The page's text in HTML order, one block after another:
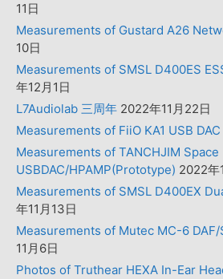
11日
Measurements of Gustard A26
10日
Measurements of SMSL D400ES
年12月1日
L7Audiolab 三周年 2022年11月22日
Measurements of FiiO KA1 USB DAC
Measurements of TANCHJIM Space
USBDAC/HPAMP(Prototype) 2022年
Measurements of SMSL D400EX
年11月13日
Measurements of Mutec MC-6
11月6日
Photos of Truthear HEXA In-Ear